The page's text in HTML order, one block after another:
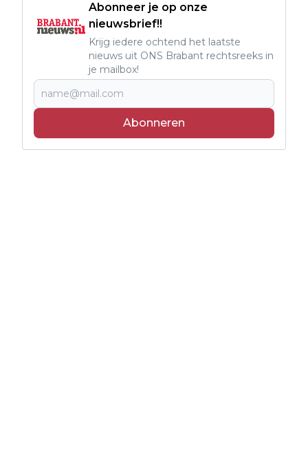
Abonneer je op onze
nieuwsbrief!!
Krijg iedere ochtend het laatste
nieuws uit ONS Brabant rechtsreeks in
je mailbox!
Abonneren